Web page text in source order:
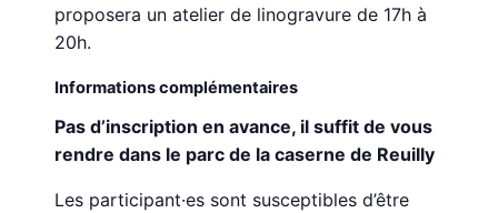
proposera un atelier de linogravure de 17h à
20h.
Informations complémentaires
Pas d’inscription en avance, il suffit de vous
rendre dans le parc de la caserne de Reuilly
Les participant·es sont susceptibles d’être